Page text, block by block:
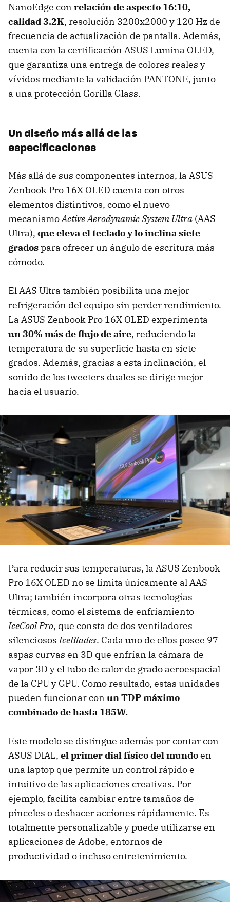
NanoEdge con relación de aspecto 16:10,
calidad 3.2K, resolución 3200x2000 y 120 Hz de
frecuencia de actualización de pantalla. Además,
cuenta con la certificación ASUS Lumina OLED,
que garantiza una entrega de colores reales y
vívidos mediante la validación PANTONE, junto
a una protección Gorilla Glass.
Un diseño más allá de las
especificaciones
Más allá de sus componentes internos, la ASUS
Zenbook Pro 16X OLED cuenta con otros
elementos distintivos, como el nuevo
mecanismoActive Aerodynamic System Ultra (AAS
Ultra), que eleva el teclado y lo inclina siete
gradospara ofrecer un ángulo de escritura más
cómodo.
El AAS Ultra también posibilita una mejor
refrigeración del equipo sin perder rendimiento.
La ASUS Zenbook Pro 16X OLED experimenta
un 30% más de flujo de aire, reduciendo la
temperatura de su superficie hasta en siete
grados. Además, gracias a esta inclinación, el
sonido de los tweeters duales se dirige mejor
hacia el usuario.
Para reducir sus temperaturas, la ASUS Zenbook
Pro 16X OLED no se limita únicamente al AAS
Ultra; también incorpora otras tecnologías
térmicas, como el sistema de enfriamiento
IceCool Pro, que consta de dos ventiladores
silenciososIceBlades. Cada uno de ellos posee 97
aspas curvas en 3D que enfrían la cámara de
vapor 3D y el tubo de calor de grado aeroespacial
de la CPU y GPU. Como resultado, estas unidades
pueden funcionar con un TDP máximo
combinado de hasta 185W.
Este modelo se distingue además por contar con
ASUS DIAL, el primer dial físico del mundoen
una laptop que permite un control rápido e
intuitivo de las aplicaciones creativas. Por
ejemplo, facilita cambiar entre tamaños de
pinceles o deshacer acciones rápidamente. Es
totalmente personalizable y puede utilizarse en
aplicaciones de Adobe, entornos de
productividad o incluso entretenimiento.